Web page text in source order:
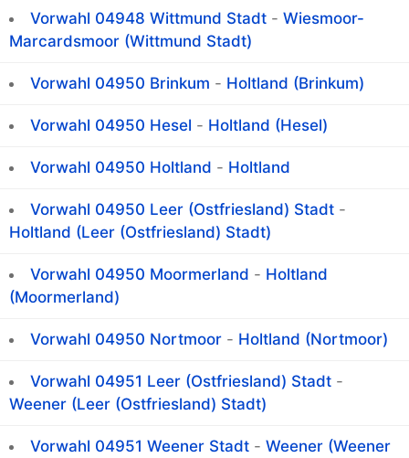
Vorwahl 04948 Wittmund Stadt - Wiesmoor-
Marcardsmoor (Wittmund Stadt)
Vorwahl 04950 Brinkum - Holtland (Brinkum)
Vorwahl 04950 Hesel - Holtland (Hesel)
Vorwahl 04950 Holtland - Holtland
Vorwahl 04950 Leer (Ostfriesland) Stadt -
Holtland (Leer (Ostfriesland) Stadt)
Vorwahl 04950 Moormerland - Holtland
(Moormerland)
Vorwahl 04950 Nortmoor - Holtland (Nortmoor)
Vorwahl 04951 Leer (Ostfriesland) Stadt -
Weener (Leer (Ostfriesland) Stadt)
Vorwahl 04951 Weener Stadt - Weener (Weener